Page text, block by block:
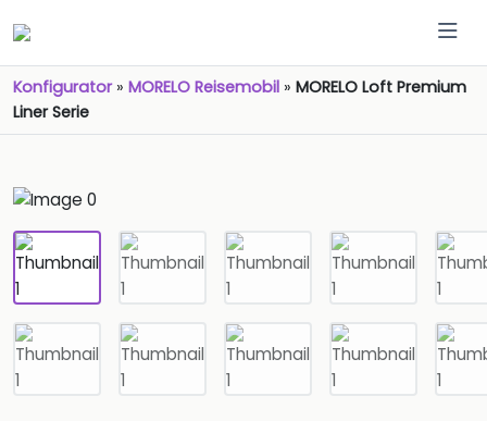
Konfigurator» MORELO Reisemobil » MORELO Loft Premium
Liner Serie